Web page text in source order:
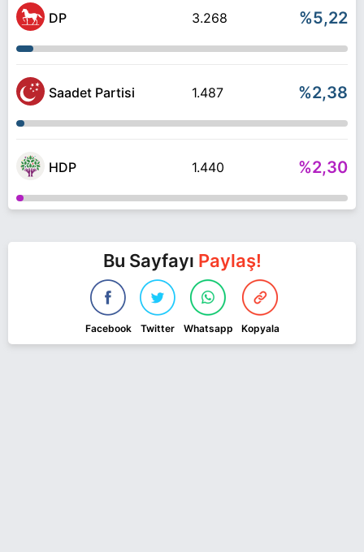
DP 3.268 %5,22
Saadet Partisi 1.487 %2,38
HDP 1.440 %2,30
Bu Sayfayı Paylaş!
Facebook Twitter Whatsapp Kopyala